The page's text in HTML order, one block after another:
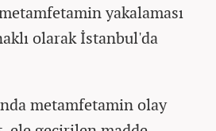
yakalaması
olarak İstanbul'da
metamfetamin olay